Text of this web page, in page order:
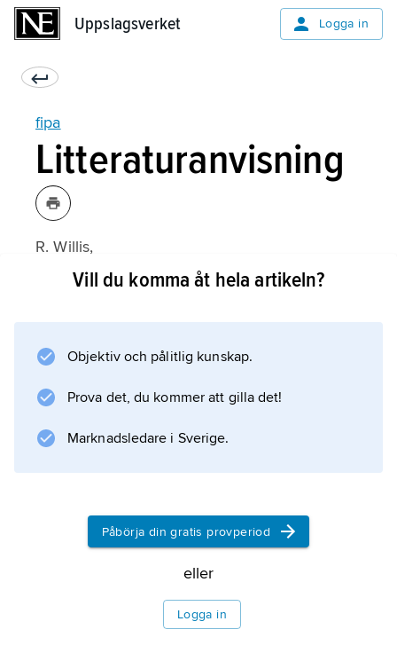
Uppslagsverket Logga in
fipa
Litteraturanvisning
R. Willis,
A State in the Making: Myth, History, and
Information om artikeln
Vill du komma åt hela artikeln?
Objektiv och pålitlig kunskap.
Prova det, du kommer att gilla det!
Marknadsledare i Sverige.
Påbörja din gratis provperiod
eller
Logga in